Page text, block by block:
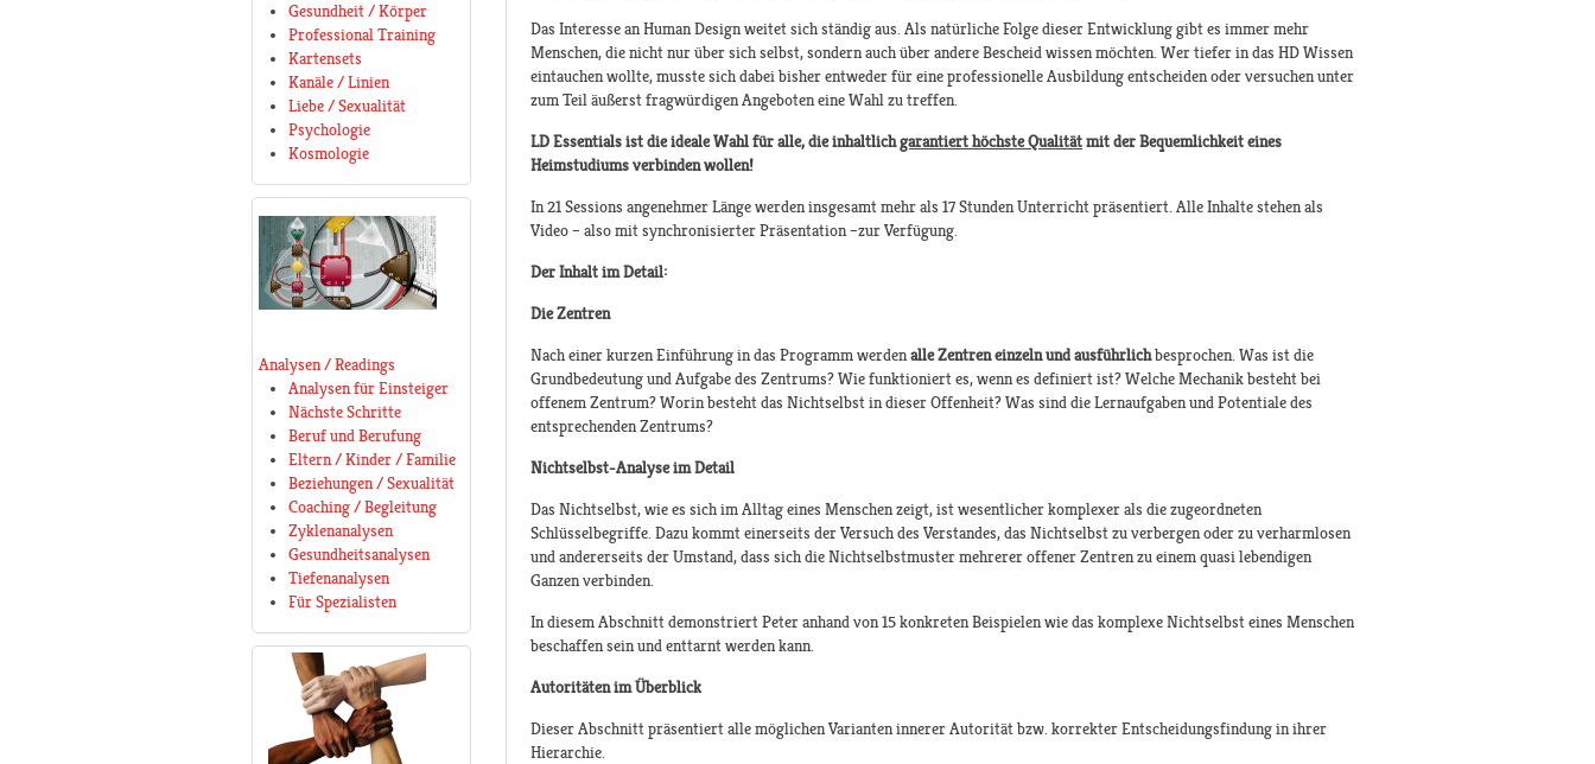
Das Interesse an Human Design weitet sich ständig aus. Als natürliche Folge dieser Entwicklung gibt es immer mehr
Menschen, die nicht nur über sich selbst, sondern auch über andere Bescheid wissen möchten. Wer tiefer in das HD Wissen
eintauchen wollte, musste sich dabei bisher entweder für eine professionelle Ausbildung entscheiden oder versuchen unter
zum Teil äußerst fragwürdigen Angeboten eine Wahl zu treffen.
LD Essentials ist die ideale Wahl für alle, die inhaltlichgarantiert höchste Qualitätmit der Bequemlichkeit eines
Heimstudiums verbinden wollen!
In 21 Sessions angenehmer Länge werden insgesamt mehr als 17 Stunden Unterricht präsentiert. Alle Inhalte stehen als
Video – also mit synchronisierter Präsentation –zur Verfügung.
Der Inhalt im Detail:
Die Zentren
Nach einer kurzen Einführung in das Programm werdenalle Zentren einzeln und ausführlichbesprochen. Was ist die
Grundbedeutung und Aufgabe des Zentrums? Wie funktioniert es, wenn es definiert ist? Welche Mechanik besteht bei
offenem Zentrum? Worin besteht das Nichtselbst in dieser Offenheit? Was sind die Lernaufgaben und Potentiale des
entsprechenden Zentrums?
Nichtselbst-Analyse im Detail
Das Nichtselbst, wie es sich im Alltag eines Menschen zeigt, ist wesentlicher komplexer als die zugeordneten
Schlüsselbegriffe. Dazu kommt einerseits der Versuch des Verstandes, das Nichtselbst zu verbergen oder zu verharmlosen
und andererseits der Umstand, dass sich die Nichtselbstmuster mehrerer offener Zentren zu einem quasi lebendigen
Ganzen verbinden.
In diesem Abschnitt demonstriert Peter anhand von 15 konkreten Beispielen wie das komplexe Nichtselbst eines Menschen
beschaffen sein und enttarnt werden kann.
Autoritäten im Überblick
Dieser Abschnitt präsentiert alle möglichen Varianten innerer Autorität bzw. korrekter Entscheidungsfindung in ihrer
Hierarchie.
Gesundheit / Körper
Professional Training
Kartensets
Kanäle / Linien
Liebe / Sexualität
Psychologie
Kosmologie
Analysen / Readings
Analysen für Einsteiger
Nächste Schritte
Beruf und Berufung
Eltern / Kinder / Familie
Beziehungen / Sexualität
Coaching / Begleitung
Zyklenanalysen
Gesundheitsanalysen
Tiefenanalysen
Für Spezialisten